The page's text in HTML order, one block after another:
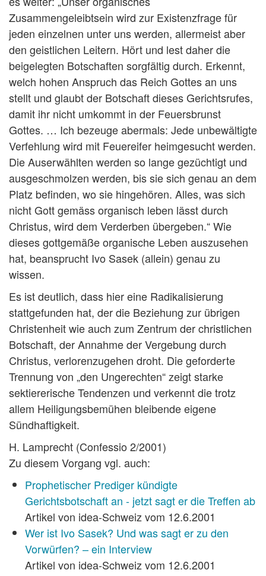
Zusammengeleibtsein wird zur Existenzfrage für
jeden einzelnen unter uns werden, allermeist aber
den geistlichen Leitern. Hört und lest daher die
beigelegten Botschaften sorgfältig durch. Erkennt,
welch hohen Anspruch das Reich Gottes an uns
stellt und glaubt der Botschaft dieses Gerichtsrufes,
damit ihr nicht umkommt in der Feuersbrunst
Gottes. … Ich bezeuge abermals: Jede unbewältigte
Verfehlung wird mit Feuereifer heimgesucht werden.
Die Auserwählten werden so lange gezüchtigt und
ausgeschmolzen werden, bis sie sich genau an dem
Platz befinden, wo sie hingehören. Alles, was sich
nicht Gott gemäss organisch leben lässt durch
Christus, wird dem Verderben übergeben.“ Wie
dieses gottgemäße organische Leben auszusehen
hat, beansprucht Ivo Sasek (allein) genau zu
wissen.
Es ist deutlich, dass hier eine Radikalisierung
stattgefunden hat, der die Beziehung zur übrigen
Christenheit wie auch zum Zentrum der christlichen
Botschaft, der Annahme der Vergebung durch
Christus, verlorenzugehen droht. Die geforderte
Trennung von „den Ungerechten“ zeigt starke
sektiererische Tendenzen und verkennt die trotz
allem Heiligungsbemühen bleibende eigene
Sündhaftigkeit.
H. Lamprecht (Confessio 2/2001)
Zu diesem Vorgang vgl. auch:
Prophetischer Prediger kündigte
Gerichtsbotschaft an - jetzt sagt er die Treffen ab
Artikel von idea-Schweiz vom 12.6.2001
Wer ist Ivo Sasek? Und was sagt er zu den
Vorwürfen? – ein Interview
Artikel von idea-Schweiz vom 12.6.2001